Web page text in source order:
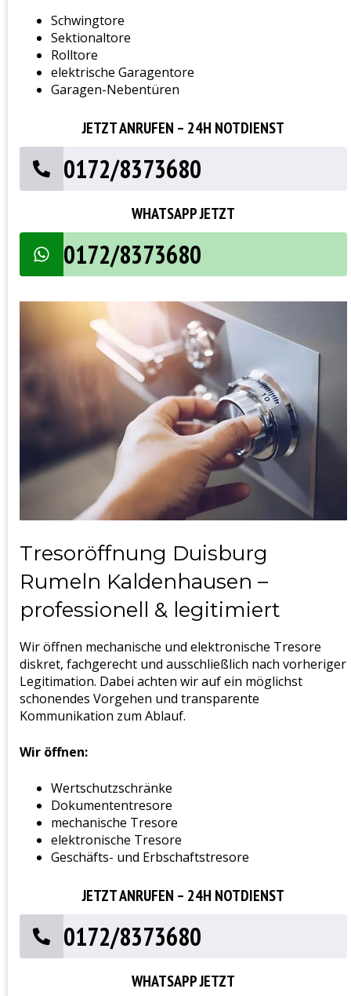
Schwingtore
Sektionaltore
Rolltore
elektrische Garagentore
Garagen-Nebentüren
JETZT ANRUFEN – 24H NOTDIENST
0172/8373680
WHATSAPP JETZT
0172/8373680
Tresoröffnung Duisburg
Rumeln Kaldenhausen –
professionell & legitimiert
Wir öffnen mechanische und elektronische Tresore
diskret, fachgerecht und ausschließlich nach vorheriger
Legitimation. Dabei achten wir auf ein möglichst
schonendes Vorgehen und transparente
Kommunikation zum Ablauf.
Wir öffnen:
Wertschutzschränke
Dokumententresore
mechanische Tresore
elektronische Tresore
Geschäfts- und Erbschaftstresore
JETZT ANRUFEN – 24H NOTDIENST
0172/8373680
WHATSAPP JETZT